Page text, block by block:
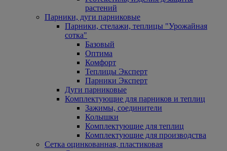
растений
Парники, дуги парниковые
Парники, стелажи, теплицы "Урожайная
сотка"
Базовый
Оптима
Комфорт
Теплицы Эксперт
Парники Эксперт
Дуги парниковые
Комплектующие для парников и теплиц
Зажимы, соединители
Колышки
Комплектующие для теплиц
Комплектующие для производства
Сетка оцинкованная, пластиковая